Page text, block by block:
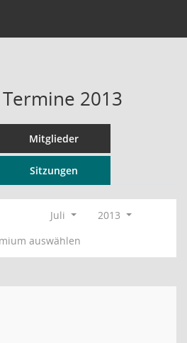
2013
Mitglieder
Sitzungen
Juli
2013
auswählen